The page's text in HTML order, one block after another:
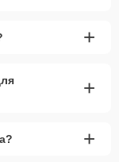
+
+
+